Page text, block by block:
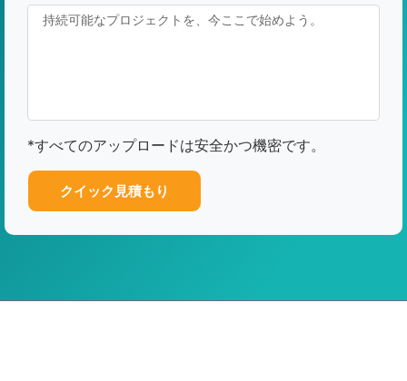
*すべてのアップロードは安全かつ機密です。
クイック見積もり